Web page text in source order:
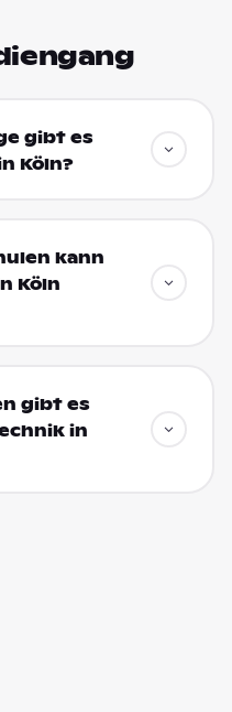
gibt es
Köln?
kann
Köln
gibt es
in